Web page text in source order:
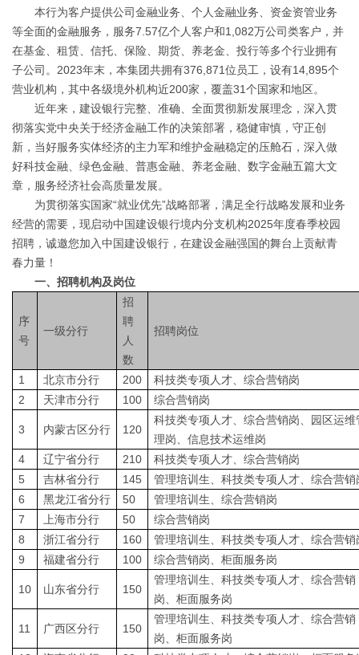
本行为客户提供公司金融业务、个人金融业务、资金资管业务
等全面的金融服务，服务7.57亿个人客户和1,082万公司类客户，并
在基金、租赁、信托、保险、期货、养老金、投行等多个行业拥有
子公司。2023年末，本集团共拥有376,871位员工，设有14,895个
营业机构，其中各级境外机构近200家，覆盖31个国家和地区。
近年来，建设银行完整、准确、全面贯彻新发展理念，深入贯
彻落实党中央关于经济金融工作的决策部署，稳健审慎，守正创
新，当好服务实体经济的主力军和维护金融稳定的压舱石，深入做
好科技金融、绿色金融、普惠金融、养老金融、数字金融五篇大文
章，服务经济社会高质量发展。
为贯彻落实国家“就业优先”战略部署，满足全行战略发展和业务
经营的需要，现启动中国建设银行境内分支机构2025年度春季校园
招聘，诚邀您加入中国建设银行，在建设金融强国的舞台上贡献青
春力量！
一、招聘机构及岗位
序
号
一级分行
招
聘
人
数
招聘岗位
1 北京市分行 200
科技类专项人才、综合营销岗
2
天津市分行 100 综合营销岗
3 内蒙古区分行 120
科技类专项人才、综合营销岗、园区运维
理岗、信息技术运维岗
4
辽宁省分行 210
科技类专项人才、综合营销岗
5
吉林省分行 145
管理培训生、科技类专项人才、综合营销
6
黑龙江省分行 50
管理培训生、综合营销岗
7
上海市分行 50
综合营销岗
8
浙江省分行 160
管理培训生、科技类专项人才、综合营销
9
福建省分行 100 综合营销岗、柜面服务岗
10 山东省分行 150
管理培训生、科技类专项人才、综合营销
岗、柜面服务岗
11 广西区分行 150
管理培训生、科技类专项人才、综合营销
岗、柜面服务岗